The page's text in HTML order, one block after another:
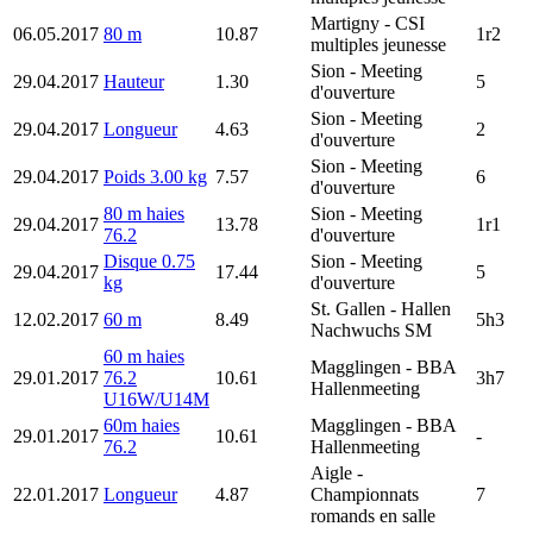
06.05.2017 80 m 10.87
Martigny - CSI
multiples jeunesse
1r2
29.04.2017 Hauteur 1.30
Sion - Meeting
d'ouverture
5
29.04.2017 Longueur 4.63
Sion - Meeting
d'ouverture
2
29.04.2017 Poids 3.00 kg 7.57
Sion - Meeting
d'ouverture
6
29.04.2017
80 m haies
76.2
13.78
Sion - Meeting
d'ouverture
1r1
29.04.2017
Disque 0.75
kg
17.44
Sion - Meeting
d'ouverture
5
12.02.2017 60 m 8.49
St. Gallen - Hallen
Nachwuchs SM
5h3
29.01.2017
60 m haies
76.2
U16W/U14M
10.61
Magglingen - BBA
Hallenmeeting
3h7
29.01.2017
60m haies
76.2
10.61
Magglingen - BBA
Hallenmeeting
-
22.01.2017 Longueur 4.87
Aigle -
Championnats
romands en salle
7